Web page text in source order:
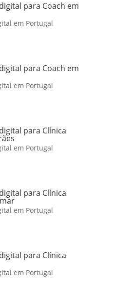
para Coach em
em Portugal
para Coach em
em Portugal
para Clínica
em Portugal
para Clínica
em Portugal
para Clínica
em Portugal